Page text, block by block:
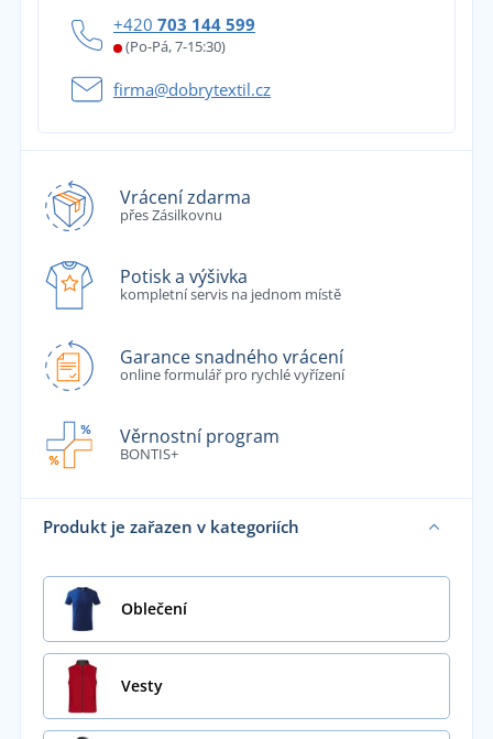
+420 703 144 599
(Po-Pá, 7-15:30)
firma@dobrytextil.cz
Vrácení zdarma
přes Zásilkovnu
Potisk a výšivka
kompletní servis na jednom místě
Garance snadného vrácení
online formulář pro rychlé vyřízení
Věrnostní program
BONTIS+
Produkt je zařazen v kategoriích
Oblečení
Vesty